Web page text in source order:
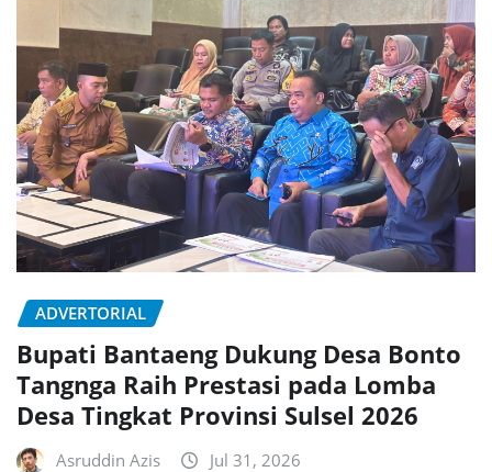
ADVERTORIAL
Bupati Bantaeng Dukung Desa Bonto
Tangnga Raih Prestasi pada Lomba
Desa Tingkat Provinsi Sulsel 2026
Asruddin Azis Jul 31, 2026